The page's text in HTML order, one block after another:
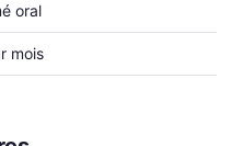
oral
mois